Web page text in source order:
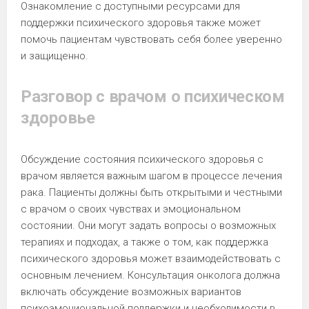
Ознакомление с доступными ресурсами для
поддержки психического здоровья также может
помочь пациентам чувствовать себя более уверенно
и защищенно.
Разговор с врачом о психическом
здоровье
Обсуждение состояния психического здоровья с
врачом является важным шагом в процессе лечения
рака. Пациенты должны быть открытыми и честными
с врачом о своих чувствах и эмоциональном
состоянии. Они могут задать вопросы о возможных
терапиях и подходах, а также о том, как поддержка
психического здоровья может взаимодействовать с
основным лечением. Консультация онколога должна
включать обсуждение возможных вариантов